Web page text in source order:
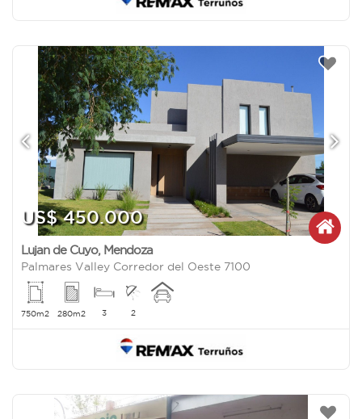
US$ 450.000
Lujan de Cuyo, Mendoza
Palmares Valley Corredor del Oeste 7100
750m2 280m2 3 2